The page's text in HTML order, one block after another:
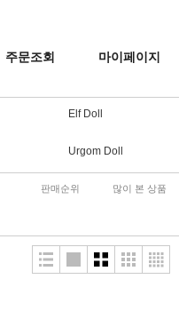
주문조회 마이페이지
Elf Doll
Urgom Doll
판매순위 많이 본 상품